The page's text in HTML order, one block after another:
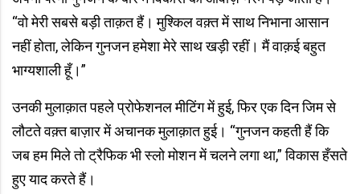
“वो मेरी सबसे बड़ी ताक़त हैं। मुश्किल वक़्त में साथ निभाना आसान
नहीं होता, लेकिन गुनजन हमेशा मेरे साथ खड़ी रहीं। मैं वाक़ई बहुत
भाग्यशाली हूँ।”
उनकी मुलाक़ात पहले प्रोफेशनल मीटिंग में हुई, फिर एक दिन जिम से
लौटते वक़्त बाज़ार में अचानक मुलाक़ात हुई। “गुनजन कहती हैं कि
जब हम मिले तो ट्रैफिक भी स्लो मोशन में चलने लगा था,” विकास हँसते
हुए याद करते हैं।